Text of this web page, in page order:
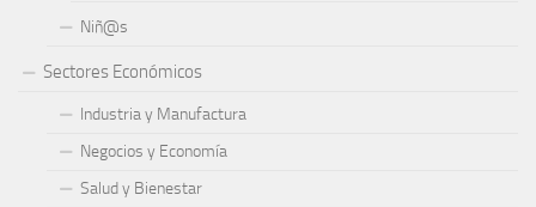
Niñ@s
Sectores Económicos
Industria y Manufactura
Negocios y Economía
Salud y Bienestar